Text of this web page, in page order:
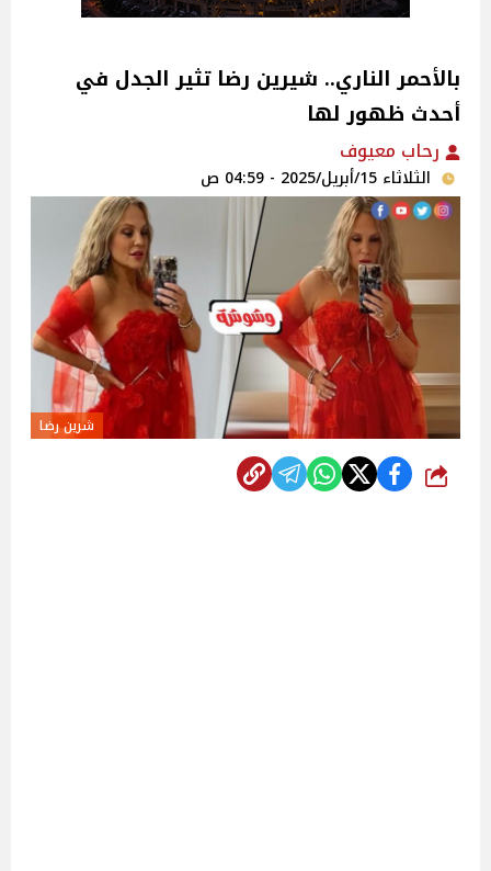
بالأحمر الناري.. شيرين رضا تثير الجدل في
أحدث ظهور لها
رحاب معيوف
الثلاثاء 15/أبريل/2025 - 04:59 ص
شرين رضا
شارك